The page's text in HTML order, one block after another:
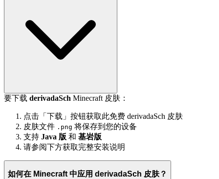
要下载 derivadaSch Minecraft 皮肤：
点击「下载」按钮获取此免费 derivadaSch 皮肤
皮肤文件 .png 将保存到您的设备
支持 Java 版 和 基岩版
请参阅下方获取完整安装说明
如何在 Minecraft 中应用 derivadaSch 皮肤？